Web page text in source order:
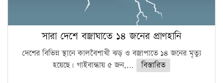
সারা দেশে বজ্রাঘাতে ১৪ জনের প্রাণহানি
দেশের বিভিন্ন স্থানে কালবৈশাখী ঝড় ও বজ্রাপাতে ১৪ জনের মৃত্যু
হয়েছে। গাইবান্ধায় ৫ জন,...
বিস্তারিত